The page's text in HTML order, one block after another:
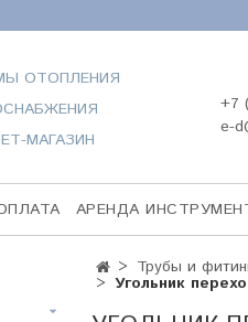
ОТОПЛЕНИЯ
МАГАЗИН
+7
e-
АРЕНДА
Трубы и
Угольник